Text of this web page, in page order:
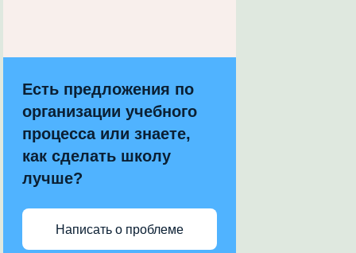
Есть предложения по
организации учебного
процесса или знаете,
как сделать школу
лучше?
Написать о проблеме